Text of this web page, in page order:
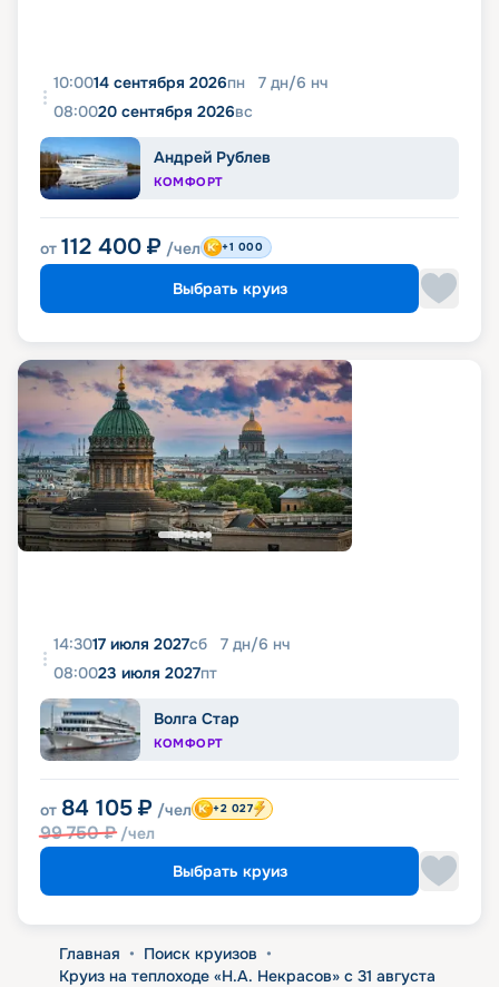
10:0014 сентября 2026пн 7 дн/6 нч
08:0020 сентября 2026вс
Андрей Рублев
КОМФОРТ
от 112 400 ₽ /чел +1 000
Выбрать круиз
14:3017 июля 2027сб 7 дн/6 нч
08:0023 июля 2027пт
Волга Стар
КОМФОРТ
от 84 105 ₽ /чел
99 750₽ /чел
+2 027
Выбрать круиз
Главная • Поиск круизов •
Круиз на теплоходе «Н.А. Некрасов» с 31 августа